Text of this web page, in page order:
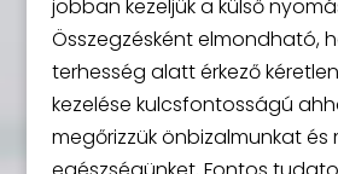
jobban kezeljük a külső
Összegzésként elmondható,
terhesség alatt érkező
kezelése kulcsfontosságú
megőrizzük önbizalmunkat és